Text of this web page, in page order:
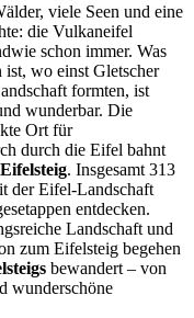
viele Seen und eine
die Vulkaneifel
schon immer. Was
ist, wo einst Gletscher
formten, ist
wunderbar. Die
Ort für
durch die Eifel bahnt
Eifelsteig. Insgesamt 313
der Eifel-Landschaft
entdecken.
Landschaft und
zum Eifelsteig begehen
bewandert – von
wunderschöne